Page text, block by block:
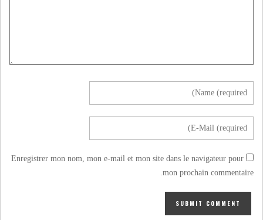
Enregistrer mon nom, mon e-mail et mon site dans le navigateur pour
mon prochain commentaire.